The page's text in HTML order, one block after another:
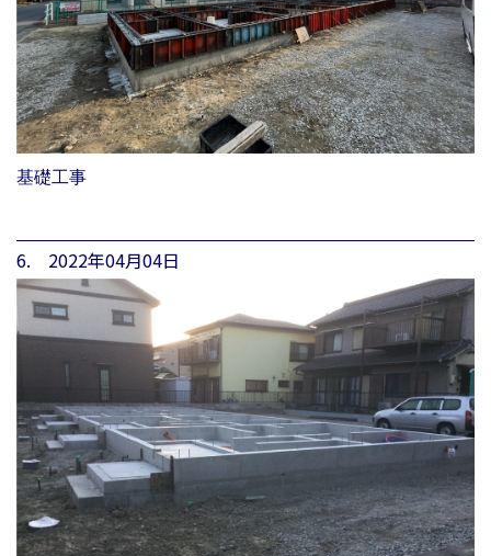
基礎工事
6. 2022年04月04日